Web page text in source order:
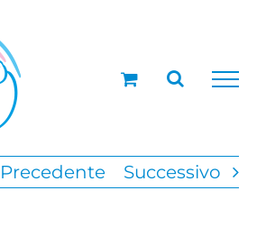
Precedente Successivo